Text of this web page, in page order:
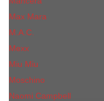
Max Mara
M.А.C.
Mexx
Miu Miu
Mоsсhino
Naomi Campbell